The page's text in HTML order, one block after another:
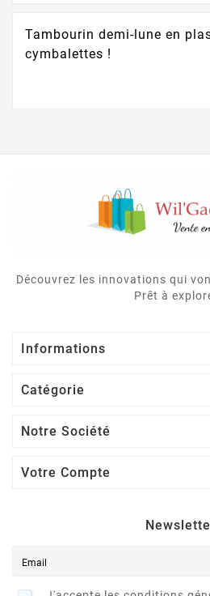
Tambourin demi-lune en
cymbalettes !
Découvrez les innovations qui
Prêt à
Informations
Catégorie
Notre Société
Votre Compte